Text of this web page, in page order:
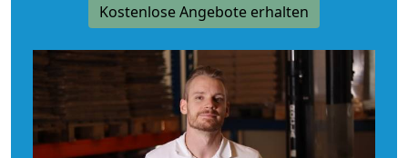
Kostenlose Angebote erhalten